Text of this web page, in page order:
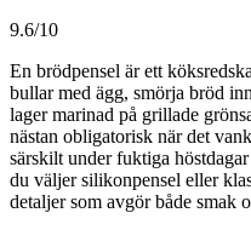
9.6/10
En brödpensel är ett
bullar med ägg, smörja bröd
lager marinad på grillade
nästan obligatorisk när det
särskilt under fuktiga
du väljer silikonpensel eller
detaljer som avgör både smak